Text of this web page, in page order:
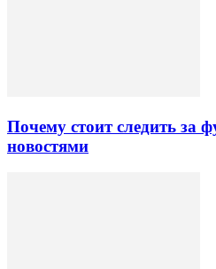
Почему стоит следить за
новостями